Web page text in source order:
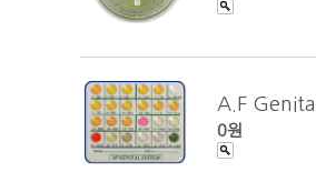
A.F
0원